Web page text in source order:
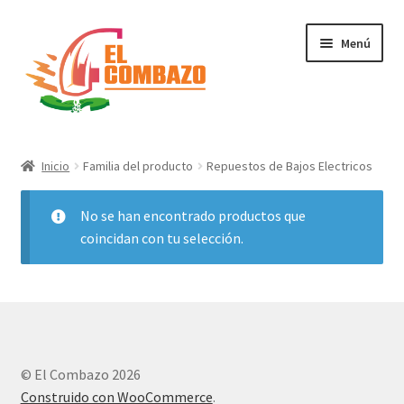
Menú
DJ, Audio e Iluminación PRO
Grabación de Audio & Video
Marcas
Inicio Familia del producto Repuestos de Bajos Electricos
No se han encontrado productos que
coincidan con tu selección.
© El Combazo 2026
Construido con WooCommerce.